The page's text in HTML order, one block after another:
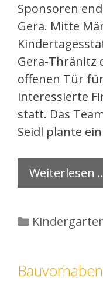
Sponsoren
Gera. Mitte
Gera-Thränitz
offenen Tür
interessierte
statt. Das
Seidl plante
Weiterlesen
Kategorien